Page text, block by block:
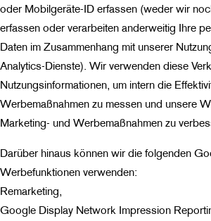
oder Mobilgeräte-ID erfassen (weder wir
erfassen oder verarbeiten anderweitig Ihre
Daten im Zusammenhang mit unserer
Analytics-Dienste). Wir verwenden diese
Nutzungsinformationen, um intern die
Werbemaßnahmen zu messen und unsere
Marketing- und Werbemaßnahmen zu
Darüber hinaus können wir die folgenden
Werbefunktionen verwenden:
Remarketing,
Google Display Network Impression